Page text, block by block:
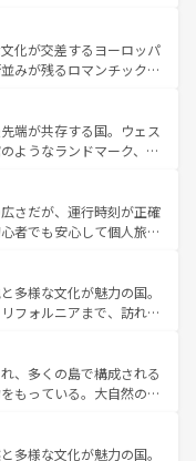
ートまで多彩な表情を見
異なるスペインはその個
る人を魅了する。 なお、新着のスペイン情報はコ
華麗な宮殿、歴史的な大
な自然が、訪れる者を心
美食の国としても知ら
ランス、プロヴァンスの
な楽しみ方が可能だ。さ
溢れており、どの街角に
全く異なる文化を体験で
フランス情報はコンテンツ一覧
化が交差するヨーロッパ
みが残るロマンチック街
も飽きることがない。ベ
州のアルプスの絶景、そ
った風景は必見。ビール
なお、新着の
照してほしい。
端が共存する国。ウェス
ようなランドマーク、歴
た、優雅なアフタヌーン
い英国パブ、サッカー観
験も豊富。イギリスを旅
さだが、運行時刻が正確
者でも安心して個人旅行
スならではのユニークな
でなく町歩きも満喫する
ため物価も高いが、旅行
できる。 なお、新
を参照してほしい。
多様な文化が魅力の国。
フォルニアまで、訪れる
ッピング、エンターテイ
ットだ。一方、アメリカ
ドキャニオンやイエロー
と美食が融合した独特の
各地域で異なる魅力を楽
、多くの島で構成される
もっている。大自然の神
の観光地といえばオアフ
マウイ島やカウアイ島が
多様な文化が魅力の国。